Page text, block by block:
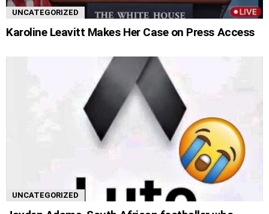
UNCATEGORIZED
Karoline Leavitt Makes Her Case on Press Access
UNCATEGORIZED